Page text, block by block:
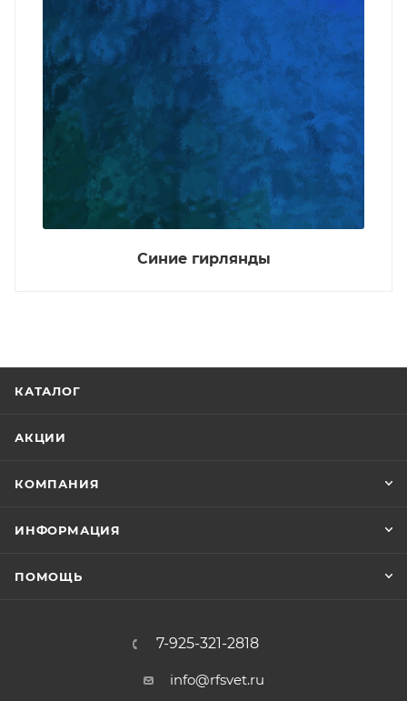
Синие гирлянды
КАТАЛОГ
АКЦИИ
КОМПАНИЯ
ИНФОРМАЦИЯ
ПОМОЩЬ
7-925-321-2818
info@rfsvet.ru